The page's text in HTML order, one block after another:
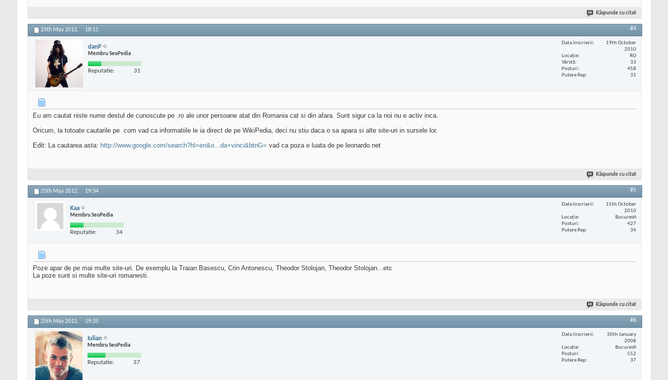
Răspunde cu citat
25th May 2012, 18:11 #4
danP
Membru SeoPedia
Reputatie: 31
Data înscrierii
19th October
2010
Locaţie
RO
Vârstă
33
Posturi
458
Putere Rep
31
Eu am cautat niste nume destul de cunoscute pe .ro ale unor persoane atat din Romania cat si din afara. Sunt sigur ca la noi nu e activ inca.
Oricum, la totoate cautarile pe .com vad ca informatiile le ia direct de pe WikiPedia, deci nu stiu daca o sa apara si alte site-uri in sursele lor.
Edit: La cautarea asta: http://www.google.com/search?hl=en&o...da+vinci&btnG= vad ca poza e luata de pe leonardo.net
Răspunde cu citat
25th May 2012, 19:34 #5
Kaa
Membru SeoPedia
Reputatie: 34
Data înscrierii
15th October
2010
Locaţie
Bucuresti
Posturi
427
Putere Rep
34
Poze apar de pe mai multe site-uri. De exemplu la Traian Basescu, Crin Antonescu, Theodor Stolojan, Theodor Stolojan...etc
La poze sunt si multe site-uri romanesti.
Răspunde cu citat
25th May 2012, 19:35 #6
Iulian
Membru SeoPedia
Reputatie: 37
Data înscrierii
30th January
2008
Locaţie
Bucuresti
Posturi
552
Putere Rep
37